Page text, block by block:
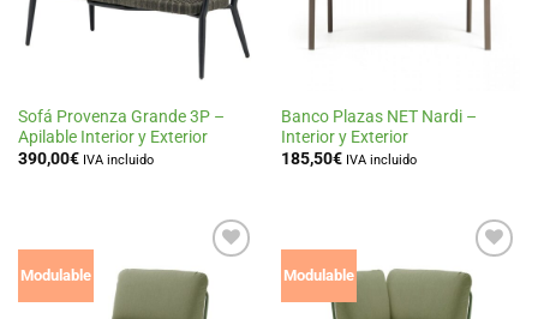
Sofá Provenza Grande 3P –
Apilable Interior y Exterior
390,00€ IVA incluido
Banco Plazas NET Nardi –
Interior y Exterior
185,50€ IVA incluido
Modulable
Añadir
lista
Modulable
Añadir
lista